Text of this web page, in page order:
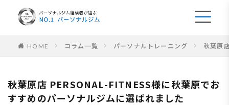
HOME コラム一覧 パーソナルトレーニング 秋葉原
秋葉原店 PERSONAL-FITNESS様に秋葉原でお
すすめのパーソナルジムに選ばれました